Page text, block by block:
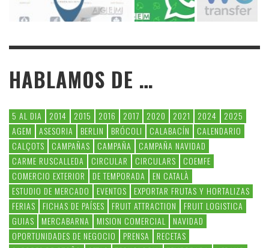
HABLAMOS DE …
5 AL DIA 2014 2015 2016 2017 2020 2021 2024
2025
AGEM
ASESORIA BERLIN BRÓCOLI CALABACÍN
CALENDARIO
CALÇOTS
CAMPAÑAS CAMPAÑA
CAMPAÑA NAVIDAD
CARME RUSCALLEDA
CIRCULAR CIRCULARS
COEMFE
COMERCIO EXTERIOR
DE TEMPORADA
EN CATALÀ
ESTUDIO DE MERCADO
EVENTOS
EXPORTAR FRUTAS Y HORTALIZAS
FERIAS
FICHAS DE PAÍSES FRUIT ATTRACTION
FRUIT LOGISTICA
GUIAS
MERCABARNA MISION COMERCIAL
NAVIDAD
OPORTUNIDADES DE NEGOCIO
PRENSA
RECETAS